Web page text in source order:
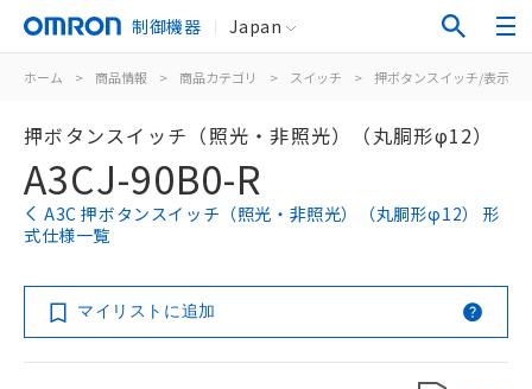
制御機器 Japan
ホーム > 商品情報 > 商品カテゴリ > スイッチ > 押ボタンスイッチ/表示灯
押ボタンスイッチ（照光・非照光）（丸胴形φ12）
A3CJ-90B0-R
A3C 押ボタンスイッチ（照光・非照光）（丸胴形φ12） 形
式仕様一覧
マイリストに追加